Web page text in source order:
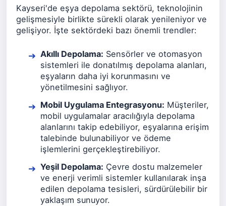
Kayseri'de eşya depolama sektörü, teknolojinin
gelişmesiyle birlikte sürekli olarak yenileniyor ve
gelişiyor. İşte sektördeki bazı önemli trendler:
Akıllı Depolama: Sensörler ve otomasyon
sistemleri ile donatılmış depolama alanları,
eşyaların daha iyi korunmasını ve
yönetilmesini sağlıyor.
Mobil Uygulama Entegrasyonu: Müşteriler,
mobil uygulamalar aracılığıyla depolama
alanlarını takip edebiliyor, eşyalarına erişim
talebinde bulunabiliyor ve ödeme
işlemlerini gerçekleştirebiliyor.
Yeşil Depolama: Çevre dostu malzemeler
ve enerji verimli sistemler kullanılarak inşa
edilen depolama tesisleri, sürdürülebilir bir
yaklaşım sunuyor.